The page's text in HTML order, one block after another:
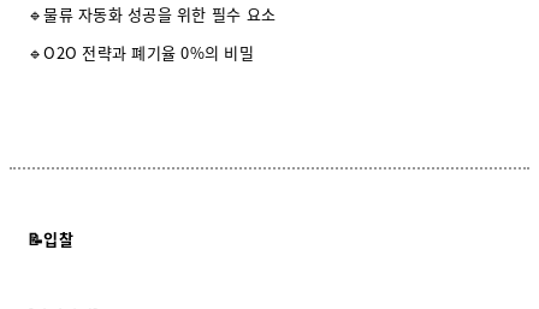
🔹물류 자동화 성공을 위한 필수 요소
🔹O2O 전략과 폐기율 0%의 비밀
📝입찰